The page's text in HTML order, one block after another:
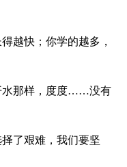
越快；你学的越多，
水那样，度度……没有
了艰难，我们要坚